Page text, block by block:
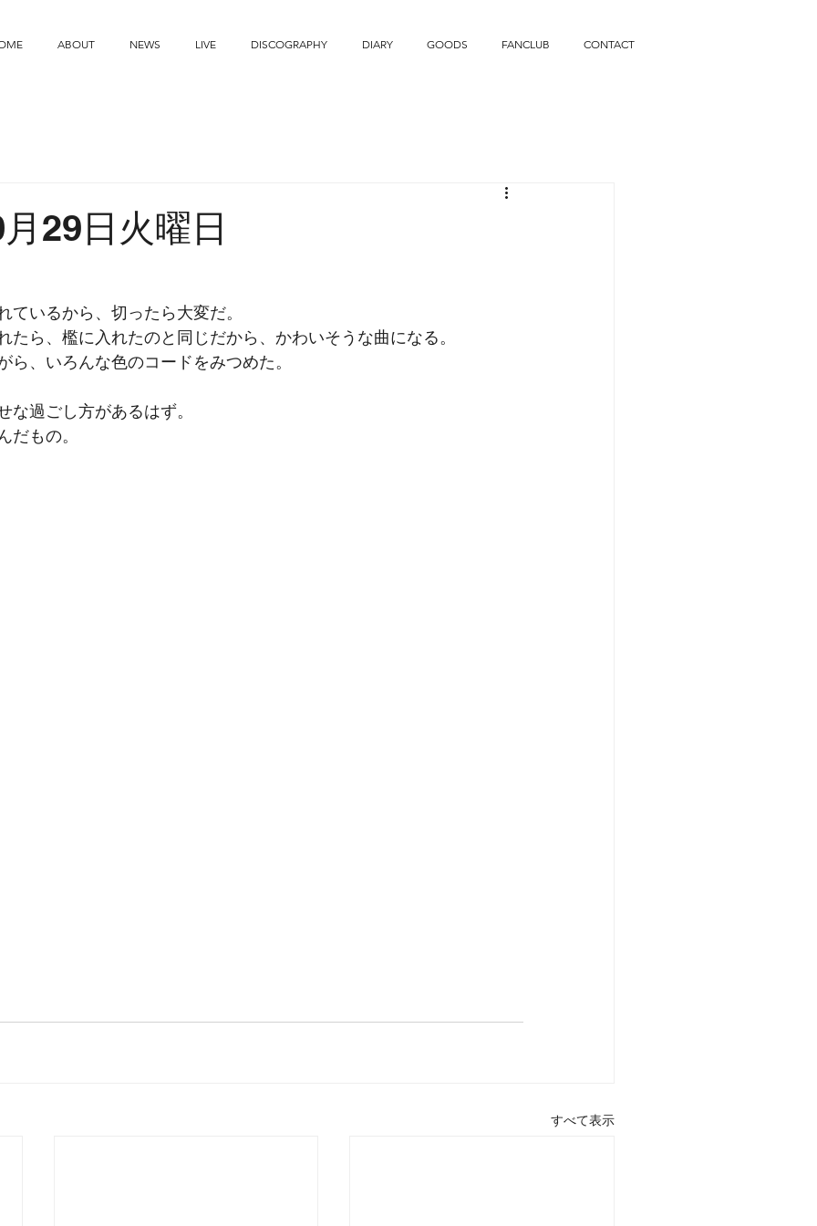
ABOUT NEWS LIVE DISCOGRAPHY DIARY GOODS FANCLUB CONTACT
29日火曜日
ているから、切ったら大変だ。
たら、檻に入れたのと同じだから、かわいそうな曲になる。
ら、いろんな色のコードをみつめた。
な過ごし方があるはず。
だもの。
すべて表示